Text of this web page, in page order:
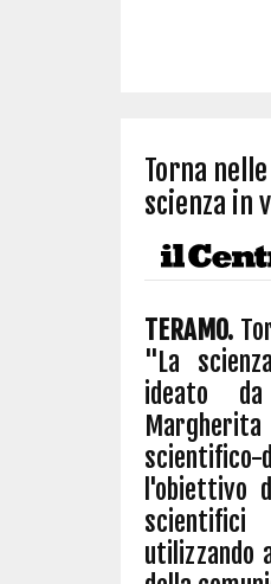
Torna
scienza in
TERAMO.
"La
ideato
l'obiettivo
utilizzando